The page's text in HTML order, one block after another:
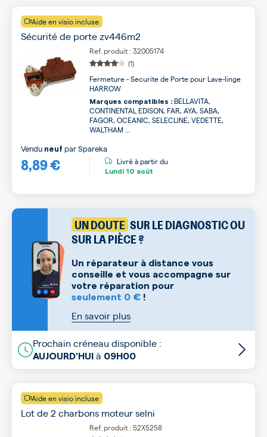
Aide en visio incluse
Sécurité de porte zv446m2
Ref. produit : 32005174
(1)
Fermeture - Securite de Porte pour Lave-linge
HARROW
Marques compatibles : BELLAVITA,
CONTINENTAL EDISON, FAR, AYA, SABA,
FAGOR, OCEANIC, SELECLINE, VEDETTE,
WALTHAM ...
8,89 €
Vendu neuf parSpareka
Livré à partir du
Lundi 10 août
UN DOUTE SUR LE DIAGNOSTIC OU
SUR LA PIÈCE ?
Un réparateur à distance vous
conseille et vous accompagne sur
votre réparation pour
seulement 0 € !
En savoir plus
Prochain créneau disponible :
AUJOURD'HUI à 09H00
Aide en visio incluse
Lot de 2 charbons moteur selni
Ref. produit : 52X5258